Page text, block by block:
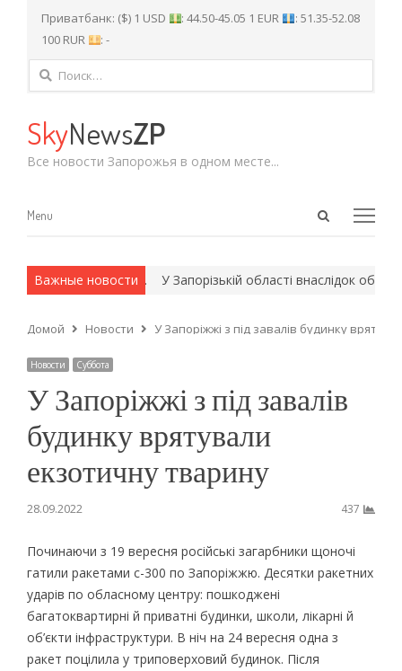
Приватбанк: ($) 1 USD : 44.50-45.05 1 EUR
: 51.35-52.08
100 RUR
: -
Найти:
SkyNewsZP
Все новости Запорожья в одном месте...
Open
Menu
Menu
Важные новости
армейские методы. У Запорізькій області внаслідок
Домой Новости У Запоріжжі з під завалів будинку
Новости Суббота
У Запоріжжі з під завалів
будинку врятували
екзотичну тварину
28.09.2022 437
Починаючи з 19 вересня російські загарбники щоночі
гатили ракетами с-300 по Запоріжжю. Десятки ракетних
ударів по обласному центру: пошкоджені
багатоквартирні й приватні будинки, школи, лікарні й
об’єкти інфраструктури. В ніч на 24 вересня одна з
ракет поцілила у триповерховий будинок. Після